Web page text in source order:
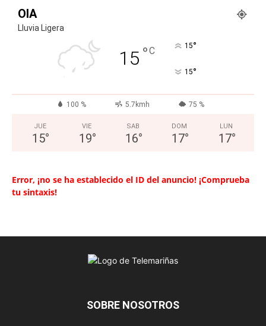
OIA
Lluvia Ligera
15 °C 15°
15°
100 % 5.7kmh 75 %
JUE
15°
VIE
19°
SAB
16°
DOM
17°
LUN
17°
Error, ¡no se ha establecido el ID del anuncio! ¡Comprueba
tu sintaxis!
SOBRE NOSOTROS